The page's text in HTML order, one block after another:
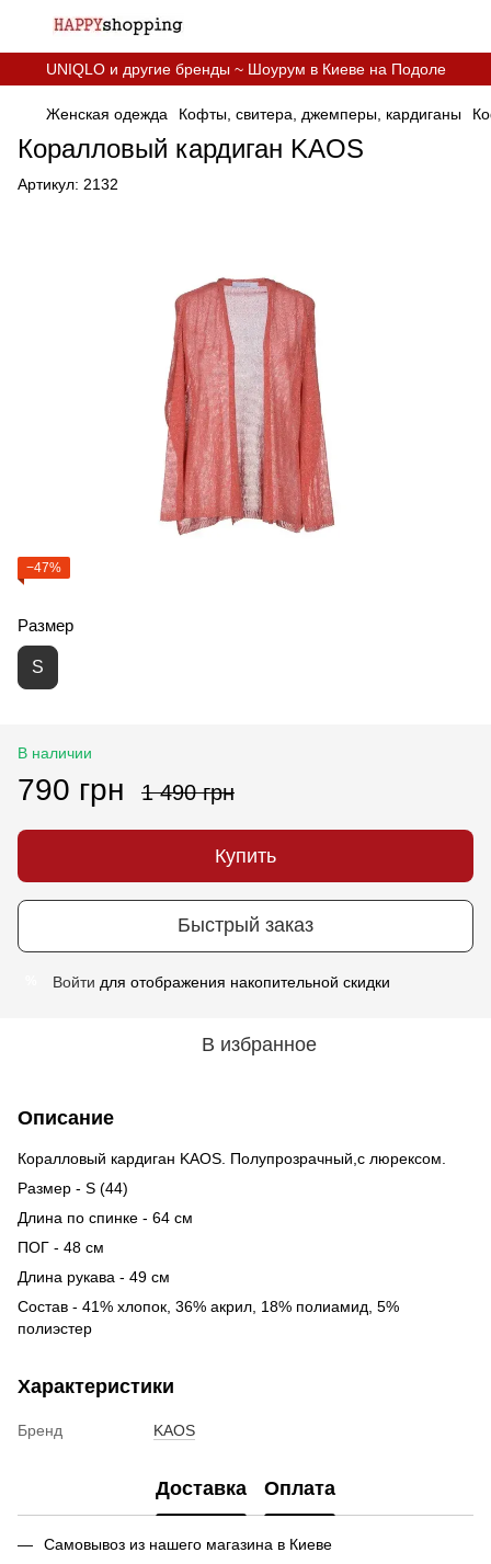
UNIQLO и другие бренды ~ Шоурум в Киеве на Подоле
Женская одежда Кофты, свитера, джемперы, кардиганы
Коралловый кардиган KAOS
Артикул: 2132
−47%
Размер
S
В наличии
790 грн 1 490 грн
Купить
Быстрый заказ
Войти для отображения накопительной скидки
В избранное
Описание
Коралловый кардиган KAOS. Полупрозрачный,с люрексом.
Размер - S (44)
Длина по спинке - 64 см
ПОГ - 48 см
Длина рукава - 49 см
Состав - 41% хлопок, 36% акрил, 18% полиамид, 5%
полиэстер
Характеристики
Бренд KAOS
Доставка Оплата
Самовывоз из нашего магазина в Киеве